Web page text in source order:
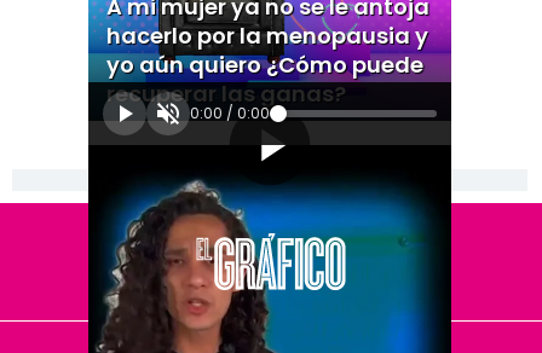
A mi mujer ya no se le antoja
hacerlo por la menopausia y
yo aún quiero ¿Cómo puede
recuperar las ganas?
0:00 / 0:00
[Publicidad]